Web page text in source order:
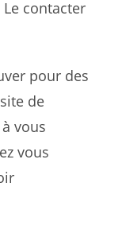
contacter
pour des
de
vous
vous